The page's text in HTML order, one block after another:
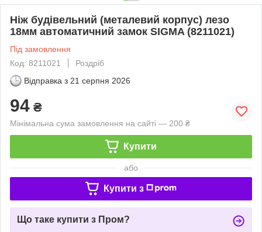
Ніж будівельний (металевий корпус) лезо
18мм автоматичний замок SIGMA (8211021)
Під замовлення
Код: 8211021
Роздріб
Відправка з 21 серпня 2026
94 ₴
Мінімальна сума замовлення на сайті — 200 ₴
Купити
або
Купити з
Що таке купити з Пром?